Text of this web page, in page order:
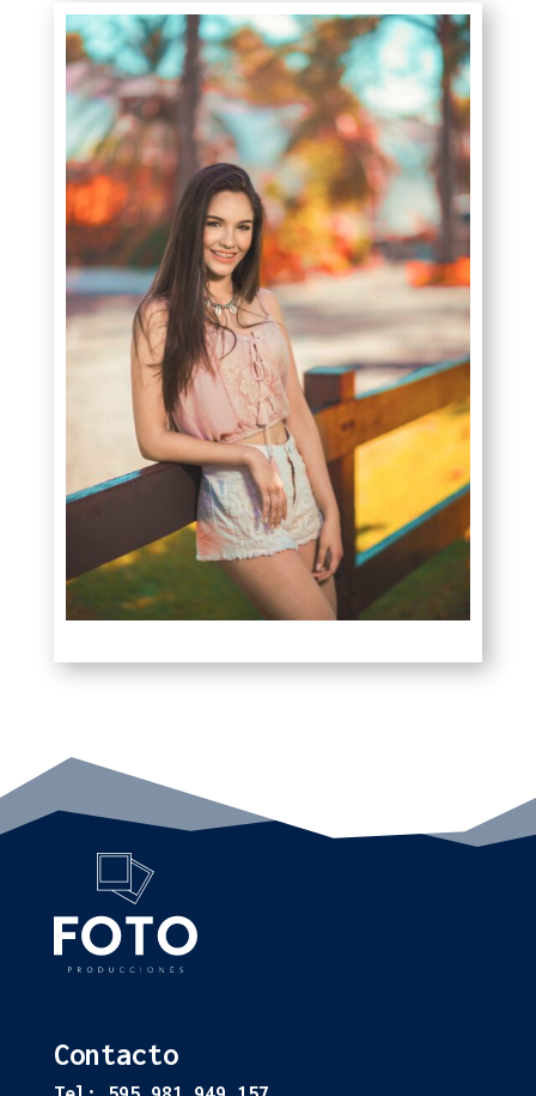
Contacto